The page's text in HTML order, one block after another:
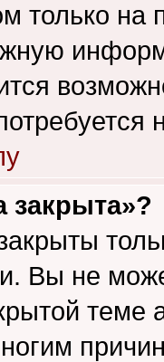
только на
закрыта»?
Вы не
теме